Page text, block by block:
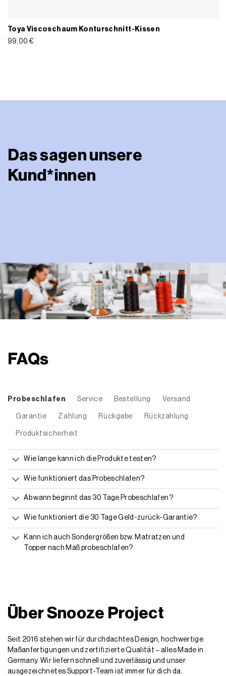
Toya Viscoschaum Konturschnitt-Kissen
99,00€
Das sagen unsere
Kund*innen
FAQs
Probeschlafen Service Bestellung Versand
Garantie Zahlung Rückgabe Rückzahlung
Produktsicherheit
Wie lange kann ich die Produkte testen?
Wie funktioniert das Probeschlafen?
Ab wann beginnt das 30 Tage Probeschlafen?
Wie funktioniert die 30 Tage Geld-zurück-Garantie?
Kann ich auch Sondergrößen bzw. Matratzen und
Topper nach Maß probeschlafen?
Über Snooze Project
Seit 2016 stehen wir für durchdachtes Design, hochwertige
Maßanfertigungen und zertifizierte Qualität – alles Made in
Germany. Wir liefern schnell und zuverlässig und unser
ausgezeichnetes Support-Team ist immer für dich da.